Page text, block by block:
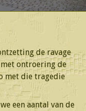
de ravage
ontroering de
met die tragedie
een aantal van de